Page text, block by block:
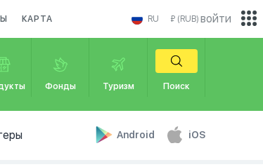
КАРТА RU ₽ (RUB)
Фонды Туризм Поиск
Android iOS
войти